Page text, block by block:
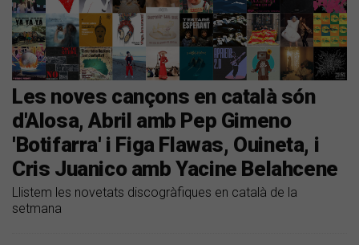
Les noves cançons en català són
d'Alosa, Abril amb Pep Gimeno
'Botifarra' i Figa Flawas, Ouineta, i
Cris Juanico amb Yacine Belahcene
Llistem les novetats discogràfiques en català de la
setmana